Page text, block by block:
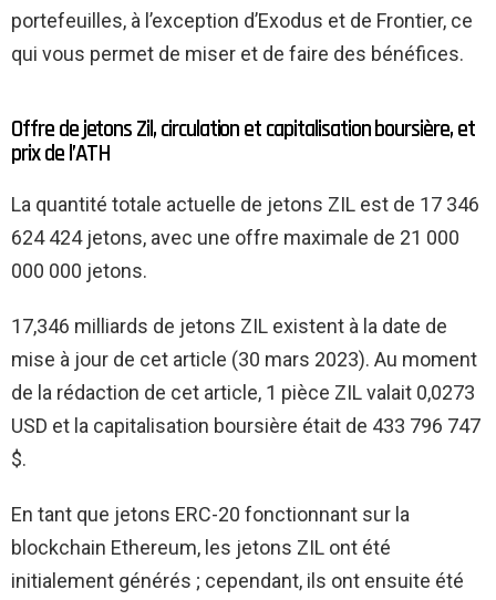
portefeuilles, à l’exception d’Exodus et de Frontier, ce
qui vous permet de miser et de faire des bénéfices.
Offre de jetons Zil, circulation et capitalisation boursière, et
prix de l’ATH
La quantité totale actuelle de jetons ZIL est de 17 346
624 424 jetons, avec une offre maximale de 21 000
000 000 jetons.
17,346 milliards de jetons ZIL existent à la date de
mise à jour de cet article (30 mars 2023). Au moment
de la rédaction de cet article, 1 pièce ZIL valait 0,0273
USD et la capitalisation boursière était de 433 796 747
$.
En tant que jetons ERC-20 fonctionnant sur la
blockchain Ethereum, les jetons ZIL ont été
initialement générés ; cependant, ils ont ensuite été